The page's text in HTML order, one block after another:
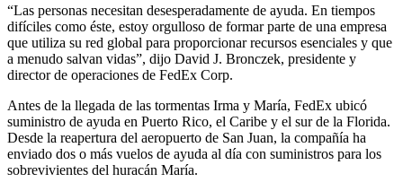
“Las personas necesitan desesperadamente de ayuda. En tiempos
difíciles como éste, estoy orgulloso de formar parte de una empresa
que utiliza su red global para proporcionar recursos esenciales y que
a menudo salvan vidas”, dijo David J. Bronczek, presidente y
director de operaciones de FedEx Corp.
Antes de la llegada de las tormentas Irma y María, FedEx ubicó
suministro de ayuda en Puerto Rico, el Caribe y el sur de la Florida.
Desde la reapertura del aeropuerto de San Juan, la compañía ha
enviado dos o más vuelos de ayuda al día con suministros para los
sobrevivientes del huracán María.